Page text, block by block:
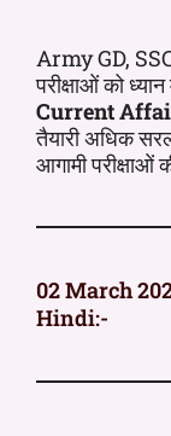
Army GD,
परीक्षाओं को
Current
तैयारी अधिक
आगामी
02 March
Hindi:-